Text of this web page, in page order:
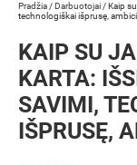
Pradžia /Darbuotojai /Kaip
technologiškai išprusę,
KAIP SU
KARTA:
SAVIMI,
IŠPRUSĘ,